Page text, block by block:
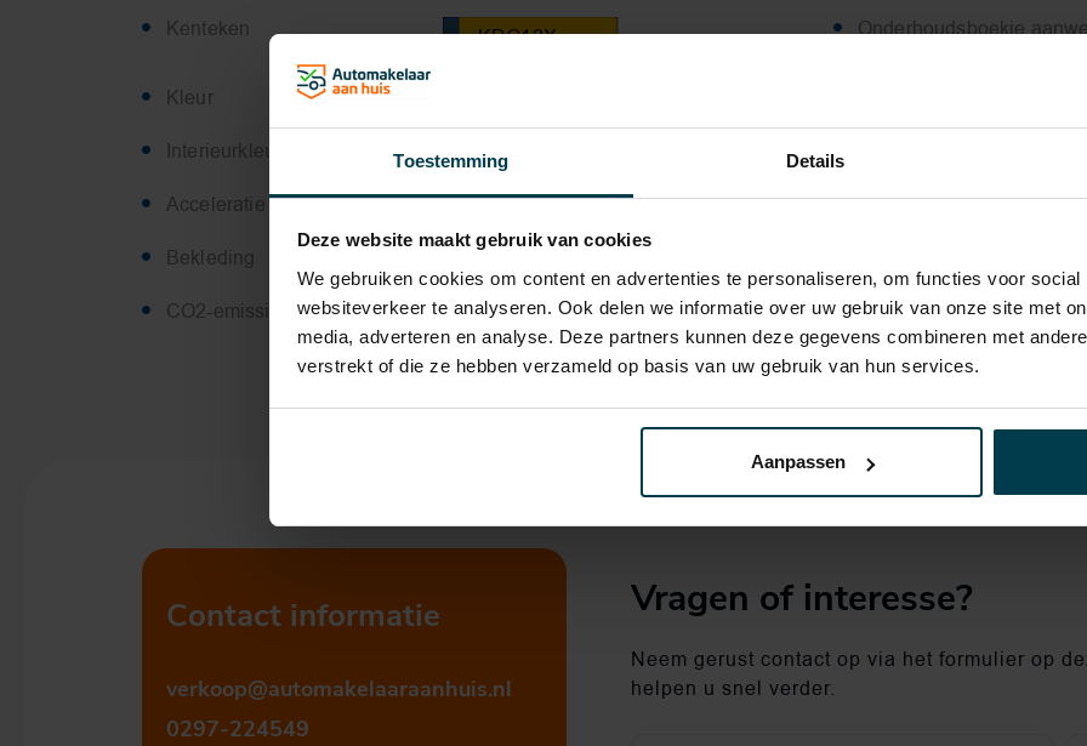
Toestemming Details
Deze website maakt gebruik van cookies
We gebruiken cookies om content en advertenties te personaliseren, om functies voor social
websiteverkeer te analyseren. Ook delen we informatie over uw gebruik van onze site met
media, adverteren en analyse. Deze partners kunnen deze gegevens combineren met
verstrekt of die ze hebben verzameld op basis van uw gebruik van hun services.
Aanpassen
Kenteken
KDG12X
Kleur
Interieurkleur
Econeer Bicolour Blue (PECI2)
Acceleratie 0-100
7.8 sec.
Bekleding
CO2-emissie
121 g/km
Onderhoudsboekje
Energielabel
Gemiddeld verbruik
Contact informatie
verkoop@automakelaaraanhuis.nl
0297-224549
Vragen of interesse?
Neem gerust contact op via het formulier op
helpen u snel verder.